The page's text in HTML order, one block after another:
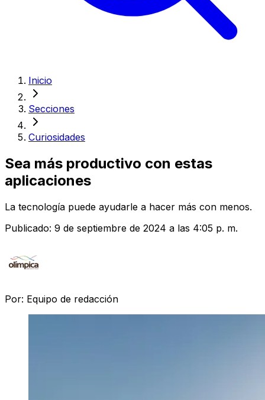
Inicio
Secciones
Curiosidades
Sea más productivo con estas
aplicaciones
La tecnología puede ayudarle a hacer más con menos.
Publicado: 9 de septiembre de 2024 a las 4:05 p. m.
Por: Equipo de redacción